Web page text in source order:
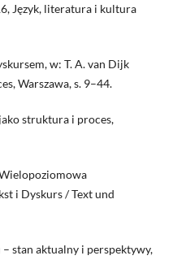
Język, literatura i kultura
w: T. A. van Dijk
Warszawa, s. 9–44.
struktura i proces,
i Dyskurs / Text und
stan aktualny i perspektywy,